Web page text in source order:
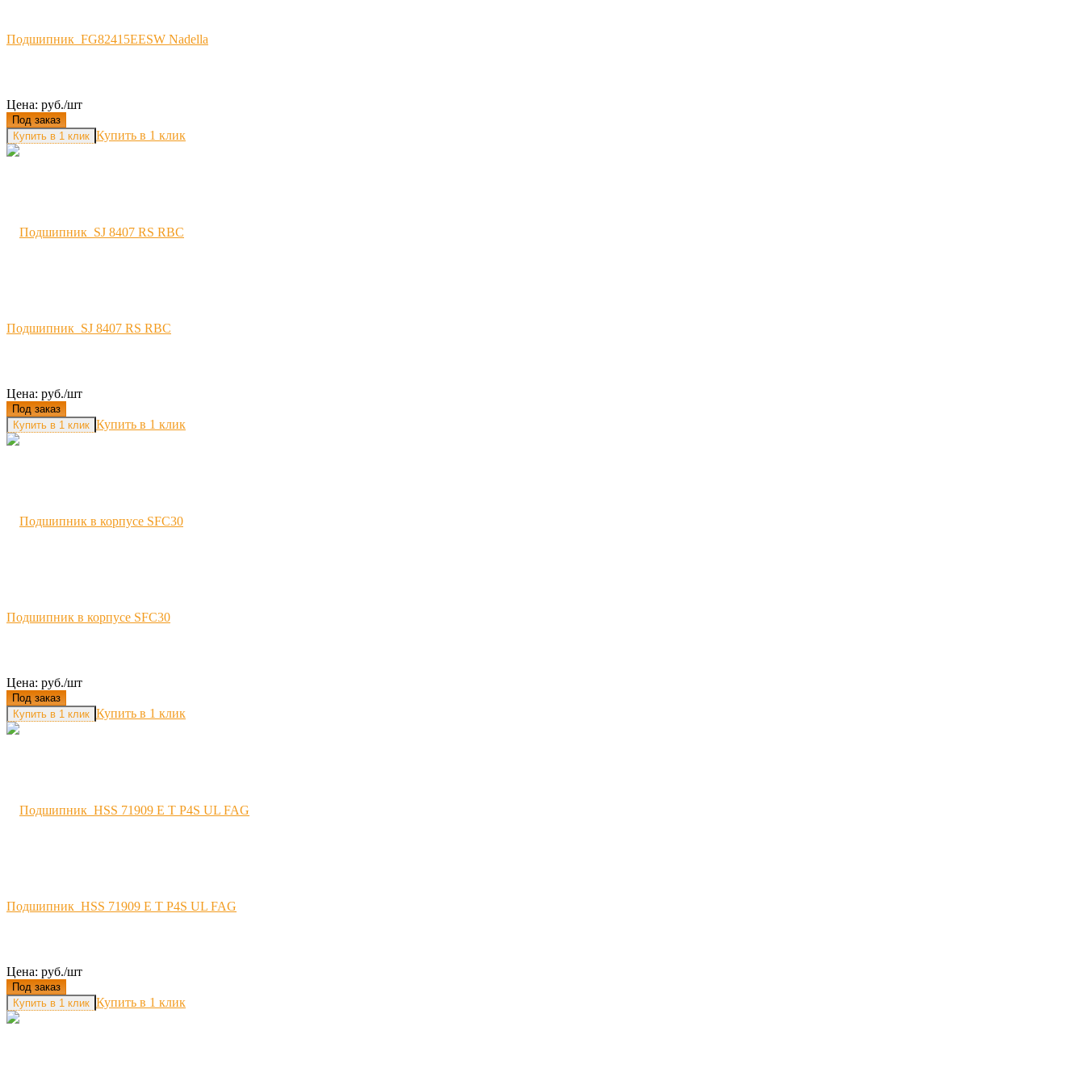
Подшипник FG82415EESW Nadella
Цена: руб./шт
Под заказ
Купить в 1 клик
Подшипник SJ 8407 RS RBC
Цена: руб./шт
Под заказ
Купить в 1 клик
Подшипник в корпусе SFC30
Цена: руб./шт
Под заказ
Купить в 1 клик
Подшипник HSS 71909 E T P4S UL FAG
Цена: руб./шт
Под заказ
Купить в 1 клик